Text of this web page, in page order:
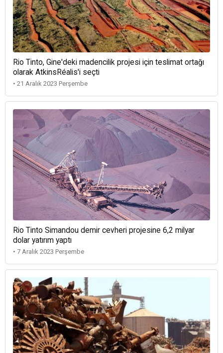
Rio Tinto, Gine'deki madencilik projesi için teslimat ortağı
olarak AtkinsRéalis'i seçti
• 21 Aralık 2023 Perşembe
Rio Tinto Simandou demir cevheri projesine 6,2 milyar
dolar yatırım yaptı
• 7 Aralık 2023 Perşembe